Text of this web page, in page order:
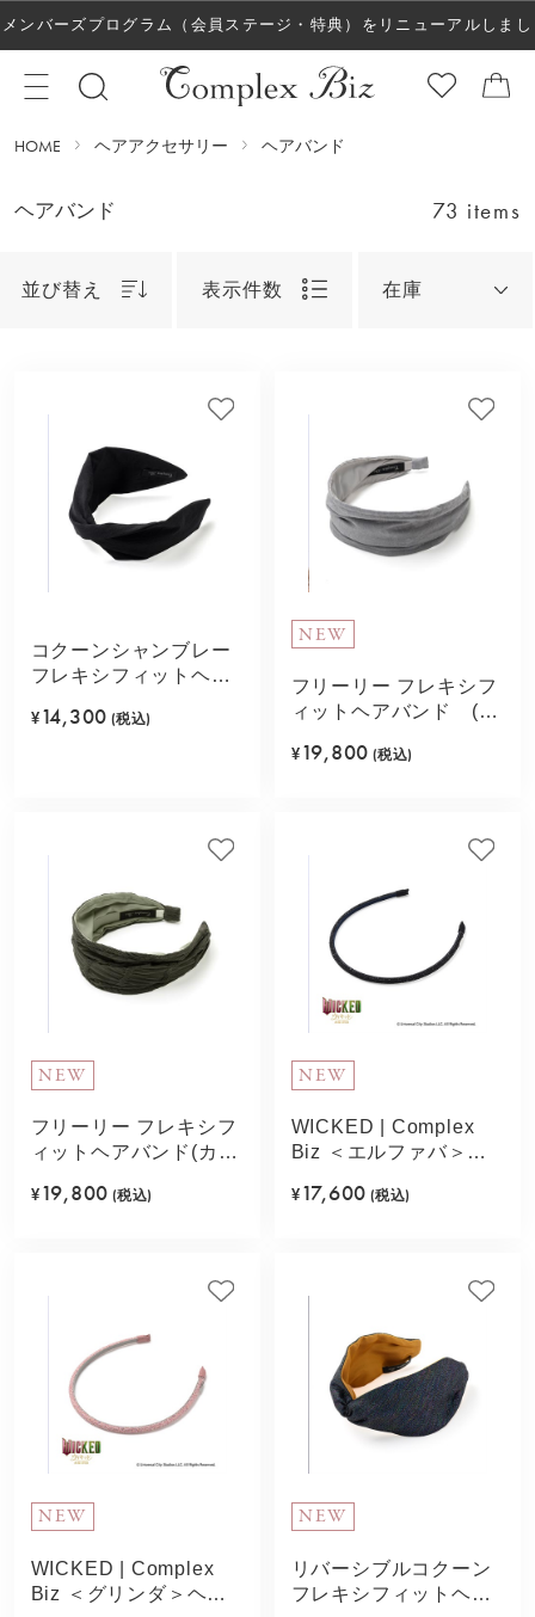
メンバーズプログラム（会員ステージ・特典）をリニューアルしまし
た！
HOME ヘアアクセサリー ヘアバンド
ヘアバンド 73 items
並び替え 表示件数 在庫
コクーンシャンブレー
フレキシフィットヘア
¥ 14,300 (税込)
NEW
フリーリー フレキシフ
ィットヘアバンド (ラ
¥ 19,800 (税込)
NEW
フリーリー フレキシフ
ィットヘアバンド(カー
¥ 19,800 (税込)
NEW
WICKED | Complex
Biz ＜エルファバ＞ヘ
¥ 17,600 (税込)
NEW
WICKED | Complex
Biz ＜グリンダ＞ヘア
NEW
リバーシブルコクーン
フレキシフィットヘア